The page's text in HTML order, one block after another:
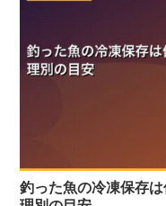
釣った魚の冷凍保存